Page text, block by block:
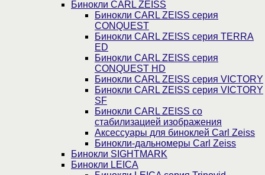
Бинокли CARL ZEISS
Бинокли CARL ZEISS серия
CONQUEST
Бинокли CARL ZEISS серия TERRA
ED
Бинокли CARL ZEISS серия
CONQUEST HD
Бинокли CARL ZEISS серия VICTORY
Бинокли CARL ZEISS серия VICTORY
SF
Бинокли CARL ZEISS со
стабилизацией изображения
Аксессуары для биноклей Carl Zeiss
Бинокли-дальномеры Carl Zeiss
Бинокли SIGHTMARK
Бинокли LEICA